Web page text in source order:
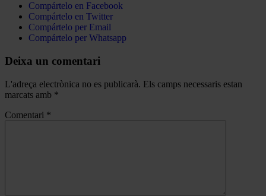
Compártelo en Facebook
Compártelo en Twitter
Compártelo per Email
Compártelo per Whatsapp
Deixa un comentari
L'adreça electrònica no es publicarà. Els camps necessaris estan
marcats amb *
Comentari *